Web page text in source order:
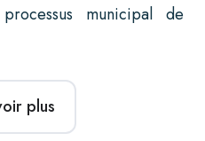
municipal de
plus